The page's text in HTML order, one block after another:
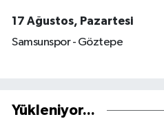
17 Ağustos, Pazartesi
Samsunspor - Göztepe
Yükleniyor...